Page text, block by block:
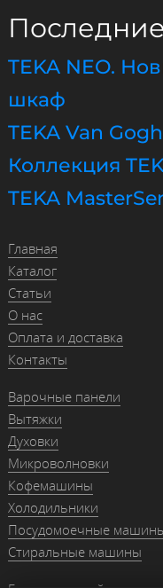
Последние
TEKA NEO.
шкаф
TEKA Van
Коллекция
TEKA
Главная
Каталог
Статьи
О нас
Оплата и доставка
Контакты
Варочные панели
Вытяжки
Духовки
Микроволновки
Кофемашины
Холодильники
Посудомоечные
Стиральные машины